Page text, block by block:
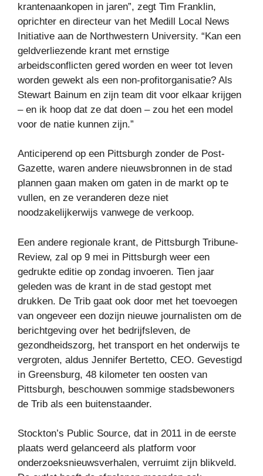
krantenaankopen in jaren”, zegt Tim Franklin,
oprichter en directeur van het Medill Local News
Initiative aan de Northwestern University. “Kan een
geldverliezende krant met ernstige
arbeidsconflicten gered worden en weer tot leven
worden gewekt als een non-profitorganisatie? Als
Stewart Bainum en zijn team dit voor elkaar krijgen
– en ik hoop dat ze dat doen – zou het een model
voor de natie kunnen zijn.”
Anticiperend op een Pittsburgh zonder de Post-
Gazette, waren andere nieuwsbronnen in de stad
plannen gaan maken om gaten in de markt op te
vullen, en ze veranderen deze niet
noodzakelijkerwijs vanwege de verkoop.
Een andere regionale krant, de Pittsburgh Tribune-
Review, zal op 9 mei in Pittsburgh weer een
gedrukte editie op zondag invoeren. Tien jaar
geleden was de krant in de stad gestopt met
drukken. De Trib gaat ook door met het toevoegen
van ongeveer een dozijn nieuwe journalisten om de
berichtgeving over het bedrijfsleven, de
gezondheidszorg, het transport en het onderwijs te
vergroten, aldus Jennifer Bertetto, CEO. Gevestigd
in Greensburg, 48 kilometer ten oosten van
Pittsburgh, beschouwen sommige stadsbewoners
de Trib als een buitenstaander.
Stockton’s Public Source, dat in 2011 in de eerste
plaats werd gelanceerd als platform voor
onderzoeksnieuwsverhalen, verruimt zijn blikveld.